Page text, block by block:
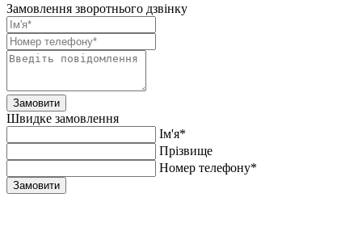
Замовлення зворотнього дзвінку
Замовити
Швидке замовлення
Ім'я*
Прiзвище
Номер телефону*